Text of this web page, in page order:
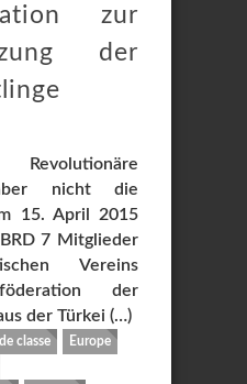
zur
der
nicht die
15. April 2015
7 Mitglieder
Vereins
der
der Türkei (…)
classe
Europe